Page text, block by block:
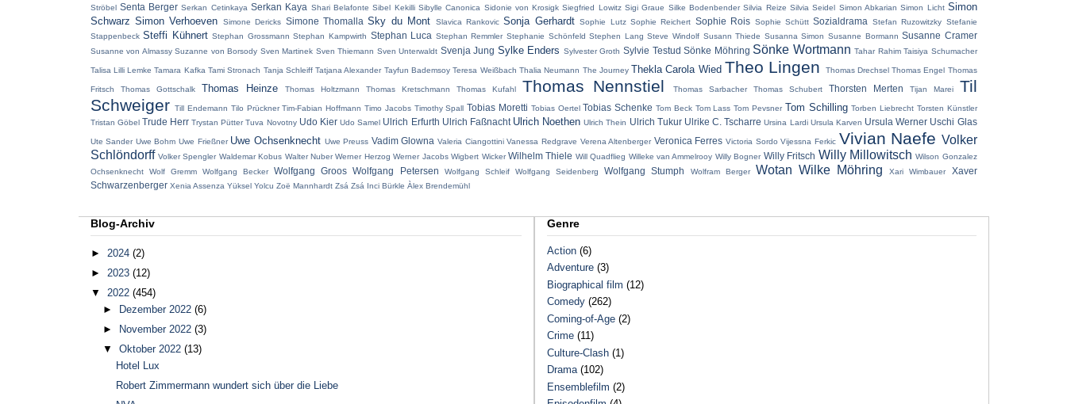
Ströbel Senta Berger Serkan Cetinkaya Serkan Kaya Shari Belafonte Sibel Kekilli Sibylle Canonica Sidonie von Krosigk Siegfried Lowitz Sigi Graue Silke Bodenbender Silvia Reize Silvia Seidel Simon Abkarian Simon Licht Simon
Schwarz Simon Verhoeven Simone Dericks Simone Thomalla Sky du Mont Slavica Rankovic Sonja Gerhardt Sophie Lutz Sophie Reichert Sophie Rois Sophie Schütt Sozialdrama Stefan Ruzowitzky Stefanie
Stappenbeck Steffi Kühnert Stephan Grossmann Stephan Kampwirth Stephan Luca Stephan Remmler Stephanie Schönfeld Stephen Lang Steve Windolf Susann Thiede Susanna Simon Susanne Bormann Susanne Cramer
Susanne von Almassy Suzanne von Borsody Sven Martinek Sven Thiemann Sven Unterwaldt Svenja Jung Sylke Enders Sylvester Groth Sylvie Testud Sönke Möhring Sönke Wortmann Tahar Rahim Taisiya Schumacher
Talisa Lilli Lemke Tamara Kafka Tami Stronach Tanja Schleiff Tatjana Alexander Tayfun Bademsoy Teresa Weißbach Thalia Neumann The Journey Thekla Carola Wied Theo Lingen Thomas Drechsel Thomas Engel Thomas
Fritsch Thomas Gottschalk Thomas Heinze Thomas Holtzmann Thomas Kretschmann Thomas Kufahl Thomas Nennstiel Thomas Sarbacher Thomas Schubert Thorsten Merten Tijan Marei
Til
Schweiger
Till Endemann Tilo Prückner Tim-Fabian Hoffmann Timo Jacobs Timothy Spall Tobias Moretti Tobias Oertel Tobias Schenke Tom Beck Tom Lass Tom Pevsner Tom Schilling Torben Liebrecht Torsten Künstler
Tristan Göbel Trude Herr Trystan Pütter Tuva Novotny Udo Kier Udo Samel Ulrich Erfurth Ulrich Faßnacht Ulrich Noethen Ulrich Thein Ulrich Tukur Ulrike C. Tscharre Ursina Lardi Ursula Karven Ursula Werner Uschi Glas
Ute Sander Uwe Bohm Uwe Frießner Uwe Ochsenknecht Uwe Preuss Vadim Glowna Valeria Ciangottini Vanessa Redgrave Verena Altenberger Veronica Ferres Victoria Sordo Vijessna Ferkic Vivian Naefe Volker
Schlöndorff Volker Spengler Waldemar Kobus Walter Nuber Werner Herzog Werner Jacobs Wigbert Wicker Wilhelm Thiele Will Quadflieg Willeke van Ammelrooy Willy Bogner Willy Fritsch Willy Millowitsch Wilson Gonzalez
Ochsenknecht
Wolf Gremm Wolfgang Becker Wolfgang Groos Wolfgang Petersen Wolfgang Schleif Wolfgang Seidenberg Wolfgang Stumph Wolfram Berger Wotan Wilke Möhring Xari Wimbauer
Xaver
Schwarzenberger Xenia Assenza Yüksel Yolcu Zoë Mannhardt Zsá Zsá Inci Bürkle Àlex Brendemühl
Blog-Archiv
► 2024 (2)
► 2023 (12)
▼ 2022 (454)
►
Dezember 2022(6)
►
November 2022(3)
▼Oktober 2022(13)
Hotel Lux
Robert Zimmermann wundert sich über die Liebe
Genre
Action (6)
Adventure (3)
Biographical film (12)
Comedy (262)
Coming-of-Age (2)
Crime (11)
Culture-Clash (1)
Drama (102)
Ensemblefilm (2)